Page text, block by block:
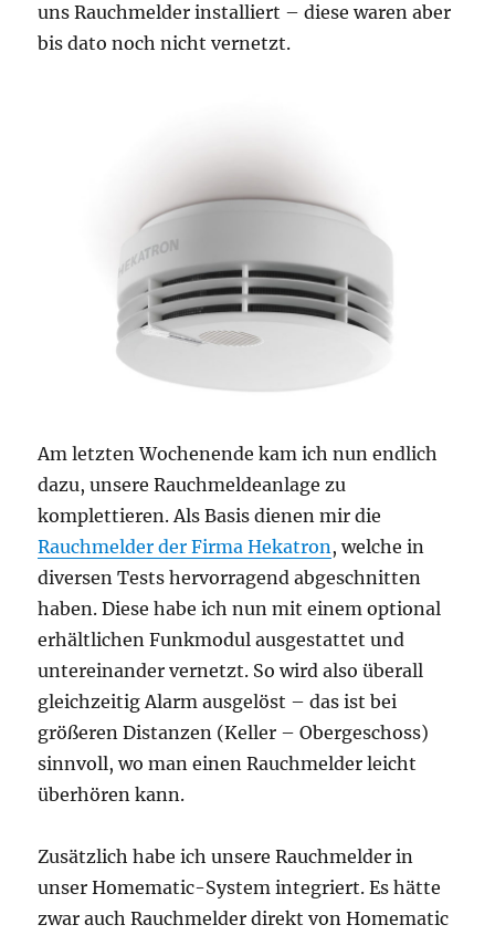
uns Rauchmelder installiert – diese waren aber
bis dato noch nicht vernetzt.
Am letzten Wochenende kam ich nun endlich
dazu, unsere Rauchmeldeanlage zu
komplettieren. Als Basis dienen mir die
Rauchmelder der Firma Hekatron, welche in
diversen Tests hervorragend abgeschnitten
haben. Diese habe ich nun mit einem optional
erhältlichen Funkmodul ausgestattet und
untereinander vernetzt. So wird also überall
gleichzeitig Alarm ausgelöst – das ist bei
größeren Distanzen (Keller – Obergeschoss)
sinnvoll, wo man einen Rauchmelder leicht
überhören kann.
Zusätzlich habe ich unsere Rauchmelder in
unser Homematic-System integriert. Es hätte
zwar auch Rauchmelder direkt von Homematic